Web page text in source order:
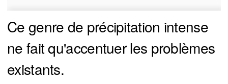
Ce genre de précipitation intense
ne fait qu'accentuer les problèmes
existants.